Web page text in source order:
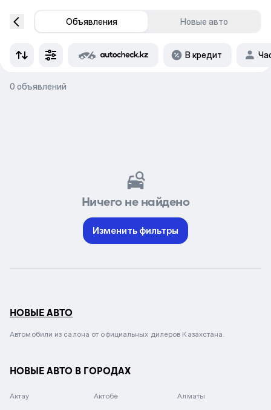
Объявления Новые авто
В кредит
0 объявлений
Ничего не найдено
Изменить фильтры
НОВЫЕ АВТО
Автомобили из салона от официальных дилеров Казахстана.
НОВЫЕ АВТО В ГОРОДАХ
Актау Актобе Алматы